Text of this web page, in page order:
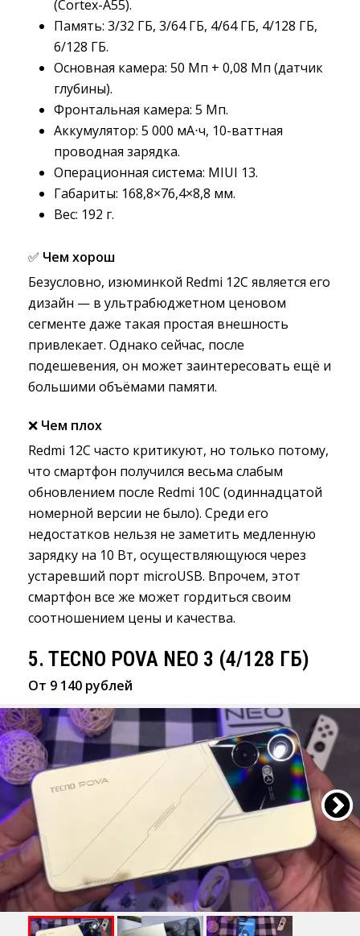
(Cortex-A55).
Память: 3/32 ГБ, 3/64 ГБ, 4/64 ГБ, 4/128 ГБ,
6/128 ГБ.
Основная камера: 50 Мп + 0,08 Мп (датчик
глубины).
Фронтальная камера: 5 Мп.
Аккумулятор: 5 000 мА⋅ч, 10-ваттная
проводная зарядка.
Операционная система: MIUI 13.
Габариты: 168,8×76,4×8,8 мм.
Вес: 192 г.
✅ Чем хорош
Безусловно, изюминкой Redmi 12C является его
дизайн — в ультрабюджетном ценовом
сегменте даже такая простая внешность
привлекает. Однако сейчас, после
подешевения, он может заинтересовать ещё и
большими объёмами памяти.
❌ Чем плох
Redmi 12C часто критикуют, но только потому,
что смартфон получился весьма слабым
обновлением после Redmi 10C (одиннадцатой
номерной версии не было). Среди его
недостатков нельзя не заметить медленную
зарядку на 10 Вт, осуществляющуюся через
устаревший порт microUSB. Впрочем, этот
смартфон все же может гордиться своим
соотношением цены и качества.
5. TECNO POVA NEO 3 (4/128 ГБ)
От 9 140 рублей